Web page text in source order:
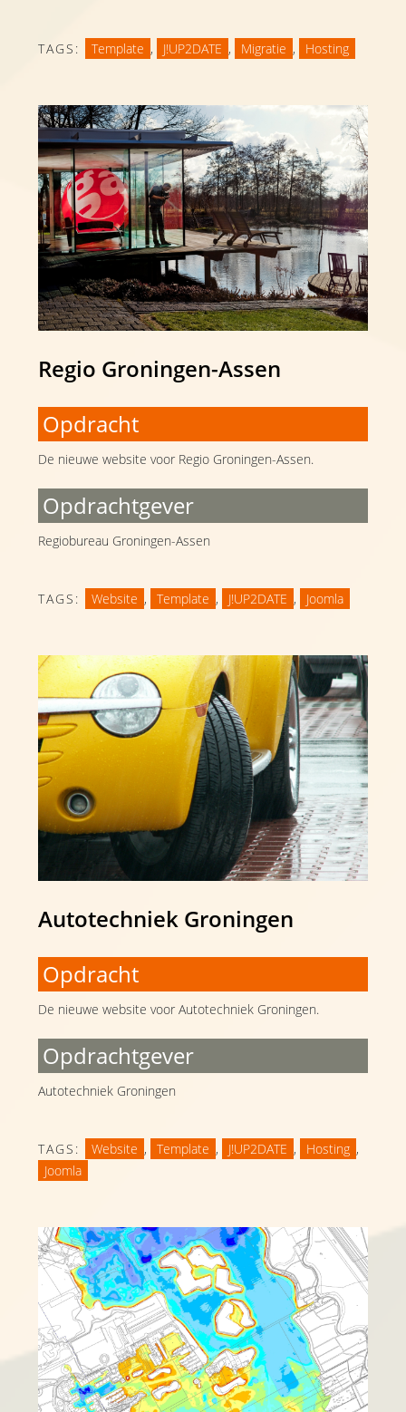
TAGS: Template , J!UP2DATE , Migratie , Hosting
Regio Groningen-Assen
Opdracht
De nieuwe website voor Regio Groningen-Assen.
Opdrachtgever
Regiobureau Groningen-Assen
TAGS: Website , Template , J!UP2DATE , Joomla
Autotechniek Groningen
Opdracht
De nieuwe website voor Autotechniek Groningen.
Opdrachtgever
Autotechniek Groningen
TAGS: Website , Template , J!UP2DATE , Hosting ,
Joomla